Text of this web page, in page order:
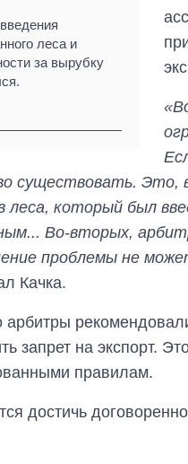
леса и
за вырубку
существовать. Это,
который был
Во-вторых,
проблемы не
Качка.
запрет на экспорт.
правилам.
достичь